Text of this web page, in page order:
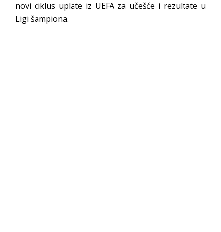
novi ciklus uplate iz UEFA za učešće i rezultate u
Ligi šampiona.